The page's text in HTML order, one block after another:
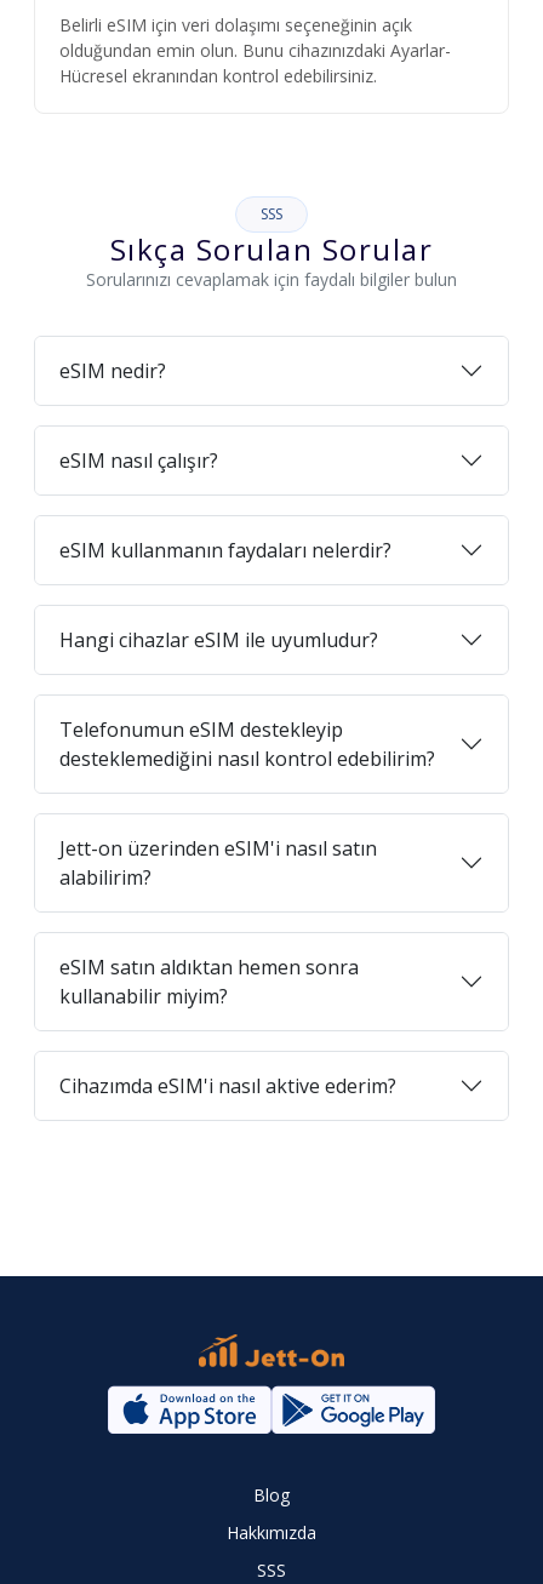
Belirli eSIM için veri dolaşımı seçeneğinin açık
olduğundan emin olun. Bunu cihazınızdaki Ayarlar-
Hücresel ekranından kontrol edebilirsiniz.
SSS
Sıkça Sorulan Sorular
Sorularınızı cevaplamak için faydalı bilgiler bulun
eSIM nedir?
eSIM nasıl çalışır?
eSIM kullanmanın faydaları nelerdir?
Hangi cihazlar eSIM ile uyumludur?
Telefonumun eSIM destekleyip
desteklemediğini nasıl kontrol edebilirim?
Jett-on üzerinden eSIM'i nasıl satın
alabilirim?
eSIM satın aldıktan hemen sonra
kullanabilir miyim?
Cihazımda eSIM'i nasıl aktive ederim?
Blog
Hakkımızda
SSS